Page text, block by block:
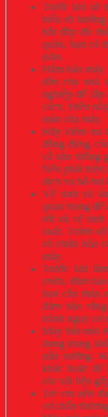
Trước khi sử
hiểu rõ
bắt đầy đủ
quản, bạn có
toàn.
Đảm bảo máy
dẫn của nhà
nghiệp để lắp
cách. Điều
toàn của máy.
Hãy kiểm tra
động đúng
và khe thông
Nếu phát hiện
dịch vụ hỗ trợ
Vệ sinh và
quan trọng để
rời và vệ sinh
xuất. Tránh
có chứa hóa
máy.
Trước khi
chữa, đảm
bạn cần tháo
đảm bảo
tránh nguy cơ
Máy hút mùi
dụng trong
nấu nướng.
khác hoặc để
các vật liệu
Trẻ em nên
cơ chấn